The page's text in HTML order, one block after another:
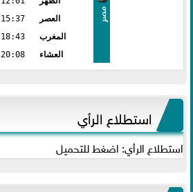
مصر
العصر
15:37
المغرب
18:43
العشاء
20:08
استطلاع الرأي
استطلاع الرأي: اضغط للتحميل